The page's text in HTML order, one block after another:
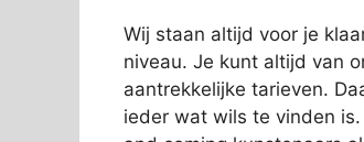
Wij staan altijd voor je
niveau. Je kunt altijd van
aantrekkelijke tarieven.
ieder wat wils te vinden